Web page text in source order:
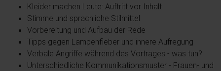
Kleider machen Leute: Auftritt vor Inhalt
Stimme und sprachliche Stilmittel
Vorbereitung und Aufbau der Rede
Tipps gegen Lampenfieber und innere Aufregung
Verbale Angriffe während des Vortrages - was tun?
Unterschiedliche Kommunikationsmuster - Frauen- und